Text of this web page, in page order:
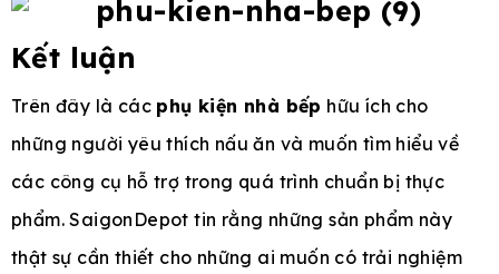
Kết luận
Trên đây là các phụ kiện nhà bếp hữu ích cho
những người yêu thích nấu ăn và muốn tìm hiểu về
các công cụ hỗ trợ trong quá trình chuẩn bị thực
phẩm. SaigonDepot tin rằng những sản phẩm này
thật sự cần thiết cho những ai muốn có trải nghiệm